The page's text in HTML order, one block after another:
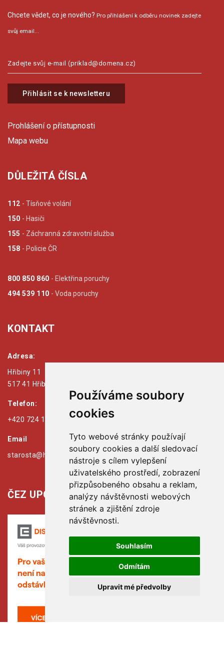
Používáme soubory
cookies
Tyto webové stránky používají
soubory cookies a další sledovací
nástroje s cílem vylepšení
uživatelského prostředí, zobrazení
přizpůsobeného obsahu a reklam,
analýzy návštěvnosti webových
stránek a zjištění zdroje
návštěvnosti.
Souhlasím
Odmítám
Upravit mé předvolby
Chcete vědet, co je nového? Pro přihlášení k odběru novinek zadejte
svůj email...
Přihlásit se k newsletteru
Prohlášení o přístupnosti
Mapa webu
DŮLEŽITÁ ČÍSLA
112 - Tísňové volání
150 - Hasiči
155 - Záchranná zdravotní služba
158 - Policie ČR
800 850 860 - Elektřina poruchy
494 539 110 - Voda poruchy
KONTAKT
Adresa:
Hřibiny 11
517 41 Hřibiny - Ledská
Telefon:
+420 724 179 125
Email
starosta@hribiny-ledska.cz
ČEZ UPOZORŇUJE: